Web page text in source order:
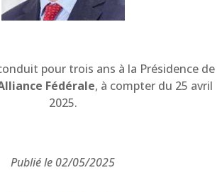
pour trois ans à la Présidence de
Fédérale, à compter du 25 avril
2025.
Publié le 02/05/2025